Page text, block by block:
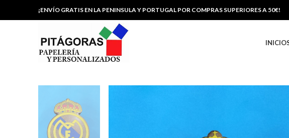
¡ENVÍO GRATIS EN LA PENINSULA Y PORTUGAL POR COMPRAS SUPERIORES A 50€!
INICIO